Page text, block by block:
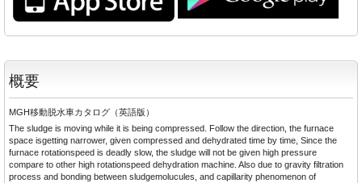
概要
MGH移動脱水車カタログ（英語版）
The sludge is moving while it is being compressed. Follow the direction, the furnace
space isgetting narrower, given compressed and dehydrated time by time, Since the
furnace rotationspeed is deadly slow, the sludge will not be given high pressure
compare to other high rotationspeed dehydration machine. Also due to gravity filtration
process and bonding between sludgemolucules, and capillarity phenomenon of